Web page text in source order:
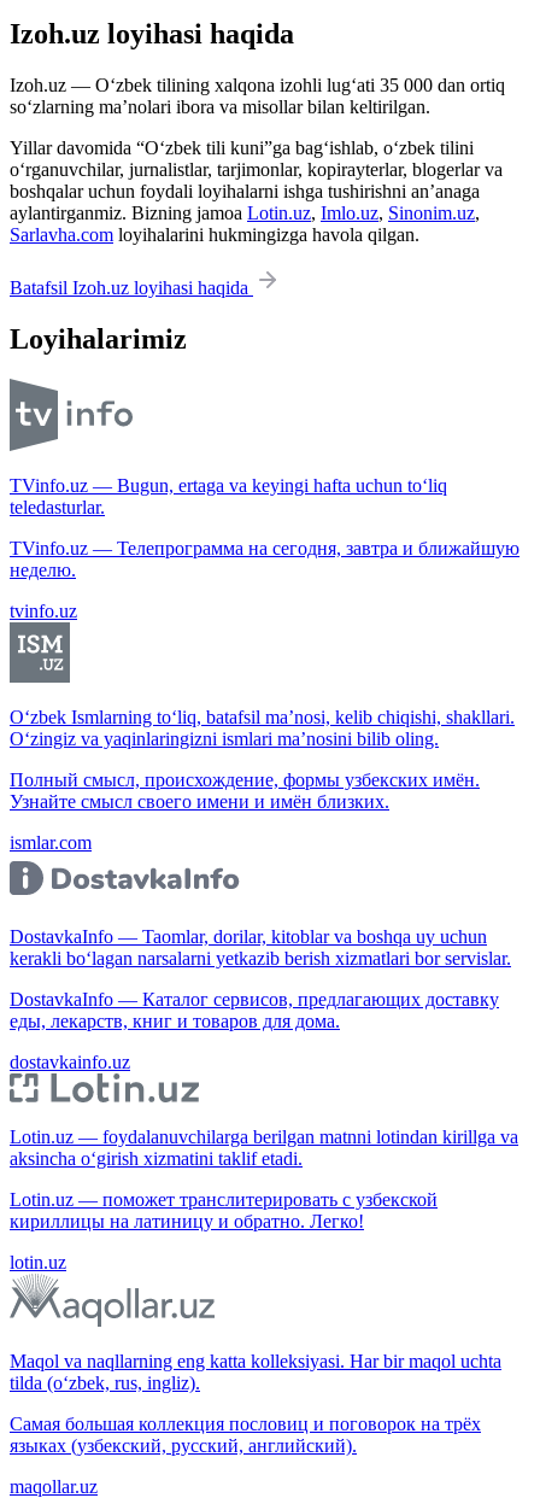
Izoh.uz loyihasi haqida
Izoh.uz — O‘zbek tilining xalqona izohli lug‘ati 35 000 dan ortiq
so‘zlarning ma’nolari ibora va misollar bilan keltirilgan.
Yillar davomida “O‘zbek tili kuni”ga bag‘ishlab, o‘zbek tilini
o‘rganuvchilar, jurnalistlar, tarjimonlar, kopirayterlar, blogerlar va
boshqalar uchun foydali loyihalarni ishga tushirishni an’anaga
aylantirganmiz. Bizning jamoa Lotin.uz, Imlo.uz, Sinonim.uz,
Sarlavha.com loyihalarini hukmingizga havola qilgan.
Batafsil Izoh.uz loyihasi haqida
Loyihalarimiz
TVinfo.uz — Bugun, ertaga va keyingi hafta uchun to‘liq
teledasturlar.
TVinfo.uz — Телепрограмма на сегодня, завтра и ближайшую
неделю.
tvinfo.uz
O‘zbek Ismlarning to‘liq, batafsil ma’nosi, kelib chiqishi, shakllari.
O‘zingiz va yaqinlaringizni ismlari ma’nosini bilib oling.
Полный смысл, происхождение, формы узбекских имён.
Узнайте смысл своего имени и имён близких.
ismlar.com
DostavkaInfo — Taomlar, dorilar, kitoblar va boshqa uy uchun
kerakli bo‘lagan narsalarni yetkazib berish xizmatlari bor servislar.
DostavkaInfo — Каталог сервисов, предлагающих доставку
еды, лекарств, книг и товаров для дома.
dostavkainfo.uz
Lotin.uz — foydalanuvchilarga berilgan matnni lotindan kirillga va
aksincha o‘girish xizmatini taklif etadi.
Lotin.uz — поможет транслитерировать с узбекской
кириллицы на латиницу и обратно. Легко!
lotin.uz
Maqol va naqllarning eng katta kolleksiyasi. Har bir maqol uchta
tilda (o‘zbek, rus, ingliz).
Самая большая коллекция пословиц и поговорок на трёх
языках (узбекский, русский, английский).
maqollar.uz